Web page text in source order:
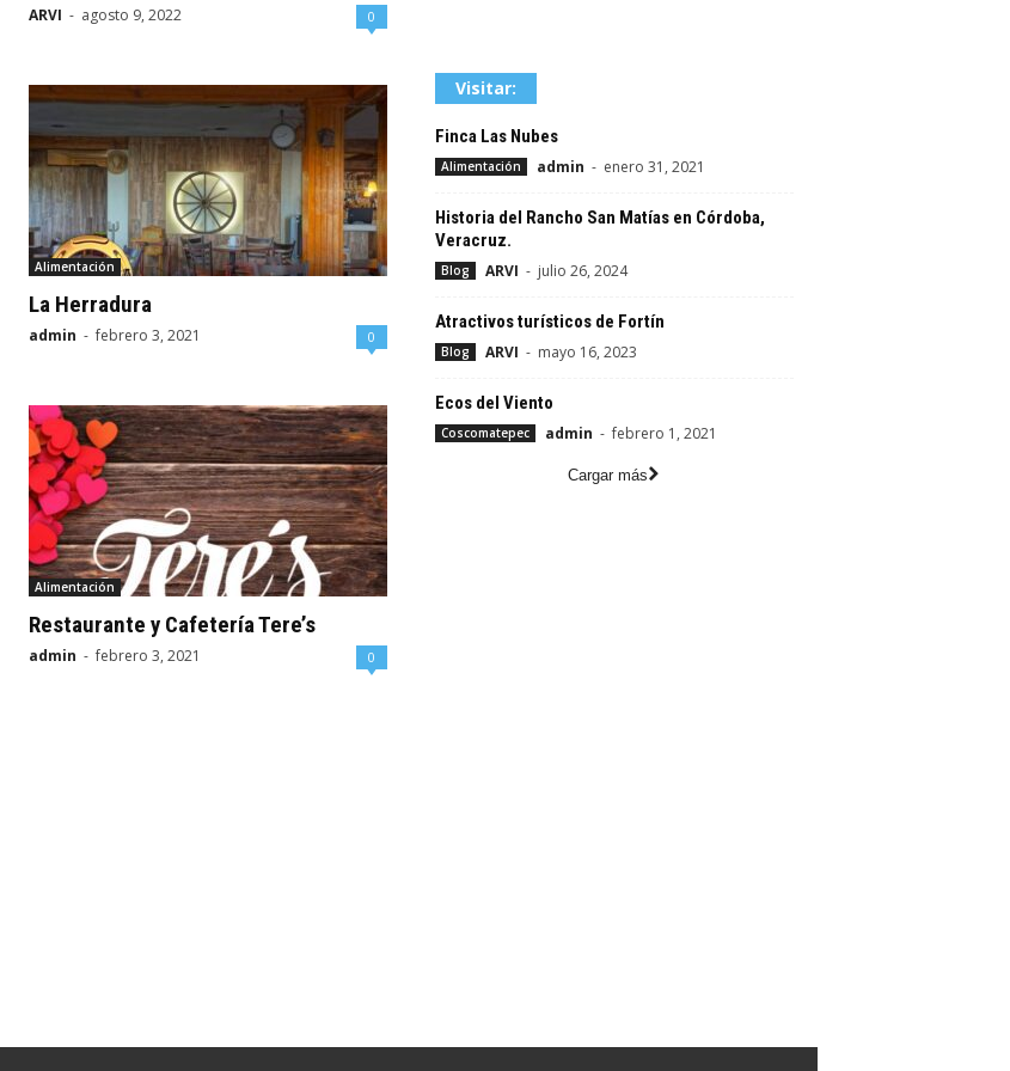
ARVI - agosto 9, 2022 0
Alimentación
La Herradura
admin - febrero 3, 2021 0
Alimentación
Restaurante y Cafetería Tere’s
admin - febrero 3, 2021 0
Visitar:
Finca Las Nubes
Alimentación admin - enero 31, 2021
Historia del Rancho San Matías en Córdoba,
Veracruz.
Blog ARVI - julio 26, 2024
Atractivos turísticos de Fortín
Blog ARVI - mayo 16, 2023
Ecos del Viento
Coscomatepec admin - febrero 1, 2021
Cargar más